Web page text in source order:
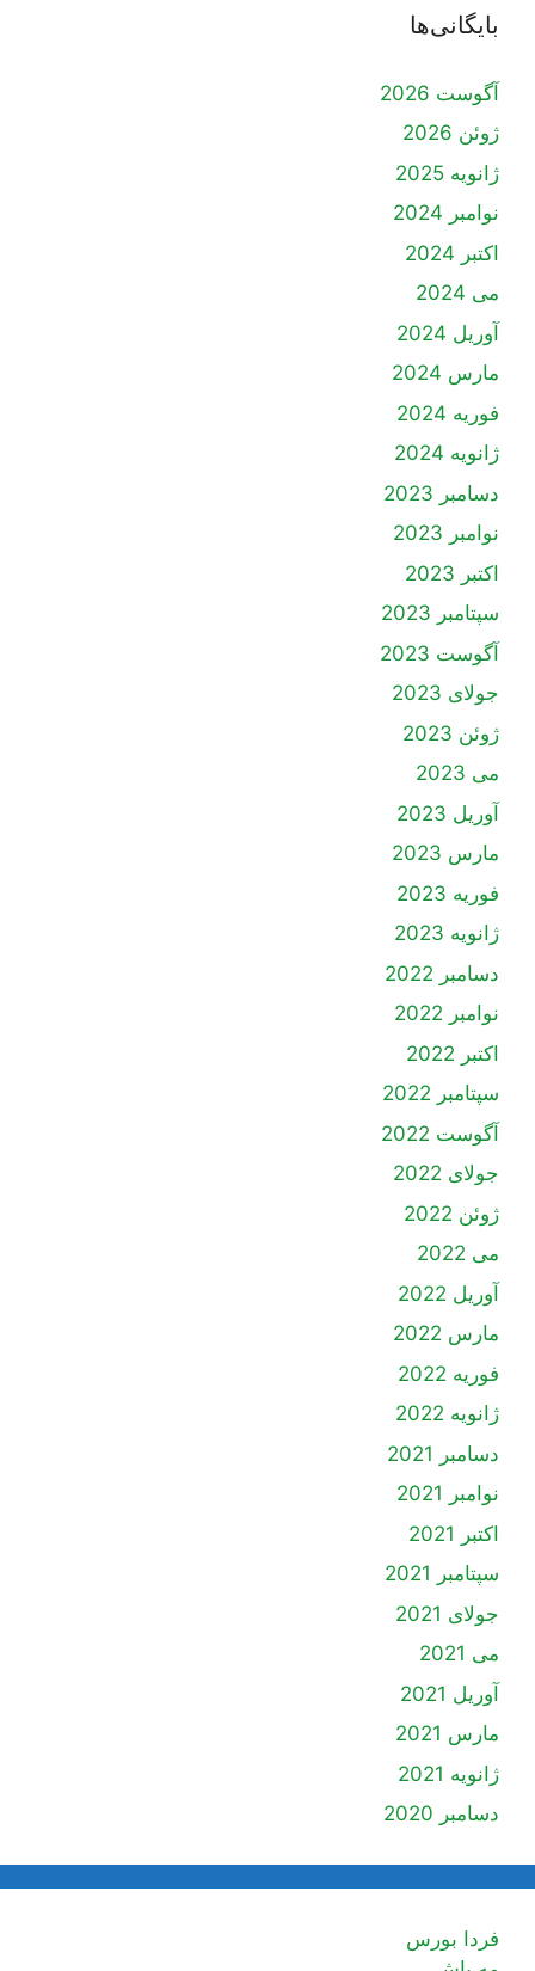
بایگانی‌ها
آگوست 2026
ژوئن 2026
ژانویه 2025
نوامبر 2024
اکتبر 2024
می 2024
آوریل 2024
مارس 2024
فوریه 2024
ژانویه 2024
دسامبر 2023
نوامبر 2023
اکتبر 2023
سپتامبر 2023
آگوست 2023
جولای 2023
ژوئن 2023
می 2023
آوریل 2023
مارس 2023
فوریه 2023
ژانویه 2023
دسامبر 2022
نوامبر 2022
اکتبر 2022
سپتامبر 2022
آگوست 2022
جولای 2022
ژوئن 2022
می 2022
آوریل 2022
مارس 2022
فوریه 2022
ژانویه 2022
دسامبر 2021
نوامبر 2021
اکتبر 2021
سپتامبر 2021
جولای 2021
می 2021
آوریل 2021
مارس 2021
ژانویه 2021
دسامبر 2020
فردا بورس